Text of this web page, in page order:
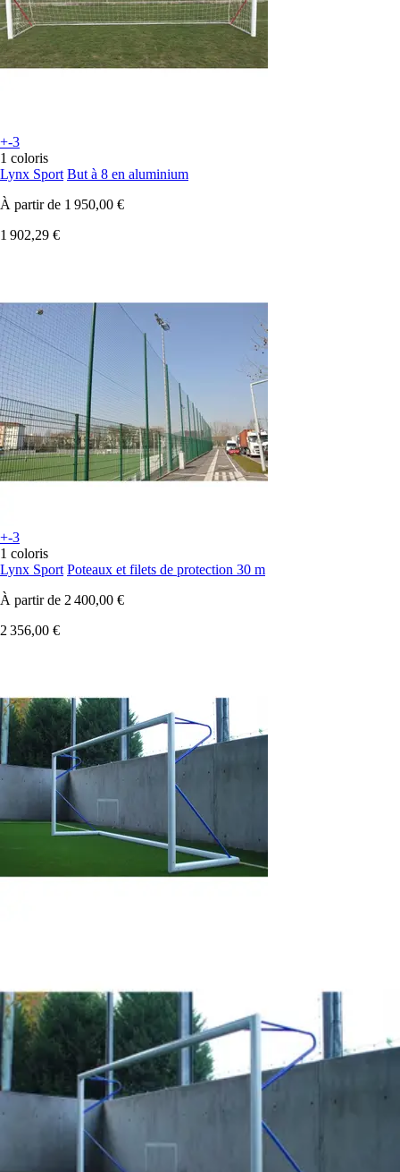
+-3
1 coloris
Lynx Sport But à 8 en aluminium
À partir de 1 950,00 €
1 902,29 €
+-3
1 coloris
Lynx Sport Poteaux et filets de protection 30 m
À partir de 2 400,00 €
2 356,00 €